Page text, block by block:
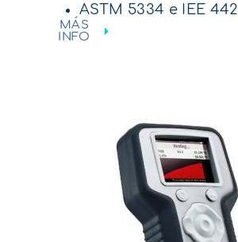
ASTM 5334 e IEE 442
MÁS
INFO